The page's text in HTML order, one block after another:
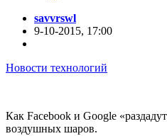
savvrswl
9-10-2015, 17:00
Новости технологий
Как Facebook и Google
воздушных шаров.